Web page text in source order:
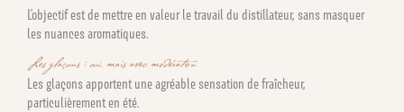
L’objectif est de mettre en valeur le travail du distillateur, sans masquer
les nuances aromatiques.
Les glaçons : oui, mais avec modération
Les glaçons apportent une agréable sensation de fraîcheur,
particulièrement en été.